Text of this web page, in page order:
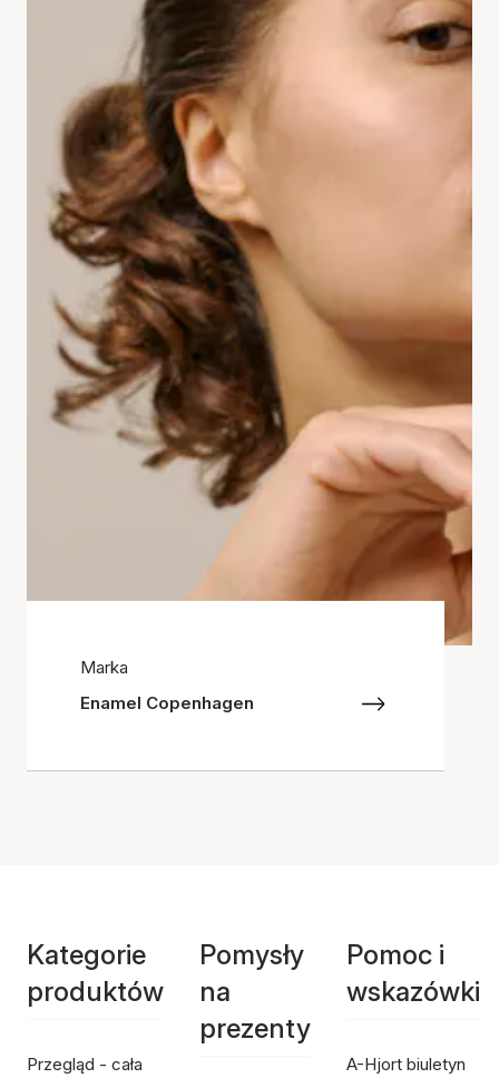
Marka
Enamel Copenhagen
Kategorie
produktów
Przegląd - cała
Pomysły
na
prezenty
Pomoc i
wskazówki
A-Hjort biuletyn